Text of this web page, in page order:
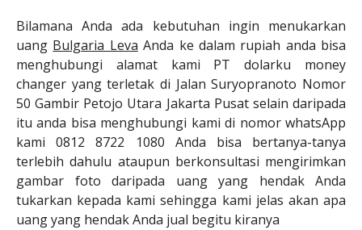
Bilamana Anda ada kebutuhan ingin menukarkan
uang Bulgaria Leva Anda ke dalam rupiah anda bisa
menghubungi alamat kami PT dolarku money
changer yang terletak di Jalan Suryopranoto Nomor
50 Gambir Petojo Utara Jakarta Pusat selain daripada
itu anda bisa menghubungi kami di nomor whatsApp
kami 0812 8722 1080 Anda bisa bertanya-tanya
terlebih dahulu ataupun berkonsultasi mengirimkan
gambar foto daripada uang yang hendak Anda
tukarkan kepada kami sehingga kami jelas akan apa
uang yang hendak Anda jual begitu kiranya